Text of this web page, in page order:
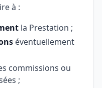
à :
la Prestation ;
éventuellement
commissions ou
;